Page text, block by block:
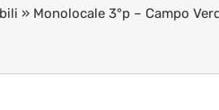
» Monolocale 3°p – Campo